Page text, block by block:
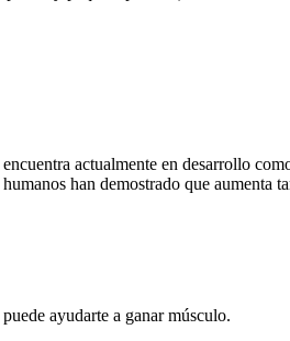
actualmente en desarrollo
han demostrado que aumenta
ayudarte a ganar músculo.